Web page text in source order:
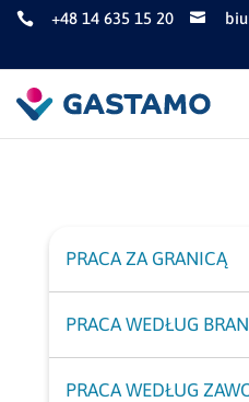
 +48 14 635 15 20 
PRACA ZA GRANICĄ
Praca pełen etat w
Praca pełen etat w
PRACA WEDŁUG
Praca w
PRACA WEDŁUG